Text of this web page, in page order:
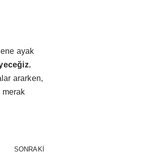
ayak
ararken,
merak
SONRAKI